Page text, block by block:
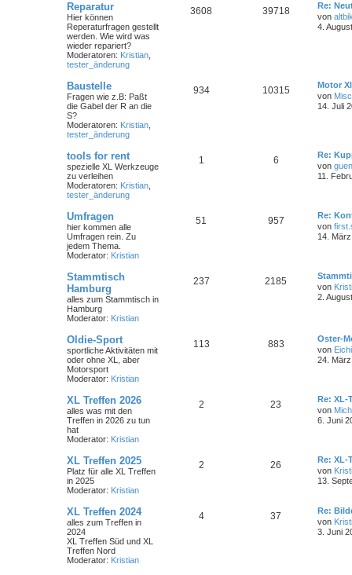
Reparatur
Hier können
Reperaturfragen gestellt
werden. Wie wird was
wieder repariert?
Moderatoren: Kristian
tester_änderung
3608 39718
Re:
von
4.
Baustelle
Fragen wie z.B: Paßt
die Gabel der R an die
S?
Moderatoren: Kristian
tester_änderung
934 10315
Motor
von
14. Juli
tools for rent
spezielle XL Werkzeuge
zu verleihen
Moderatoren: Kristian
tester_änderung
1 6
Re:
von
11.
Umfragen
hier kommen alle
Umfragen rein. Zu
jedem Thema.
Moderator: Kristian
51 957
Re:
von
14.
Stammtisch
Hamburg
alles zum Stammtisch in
Hamburg
Moderator: Kristian
237 2185
von
2.
Oldie-Sport
sportliche Aktivitäten mit
oder ohne XL, aber
Motorsport
Moderator: Kristian
113 883
Oster-
von Eichi
24.
XL Treffen 2026
alles was mit den
Treffen in 2026 zu tun
hat
Moderator: Kristian
2 23
Re: XL-
von
6. Juni
XL Treffen 2025
Platz für alle XL Treffen
in 2025
Moderator: Kristian
2 26
Re: XL-
von
13.
XL Treffen 2024
alles zum Treffen in
2024
XL Treffen Süd und XL
Treffen Nord
Moderator: Kristian
4 37
Re:
von
3. Juni